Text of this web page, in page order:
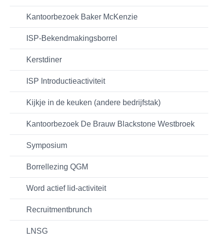
Kantoorbezoek Baker McKenzie
ISP-Bekendmakingsborrel
Kerstdiner
ISP Introductieactiviteit
Kijkje in de keuken (andere bedrijfstak)
Kantoorbezoek De Brauw Blackstone Westbroek
Symposium
Borrellezing QGM
Word actief lid-activiteit
Recruitmentbrunch
LNSG